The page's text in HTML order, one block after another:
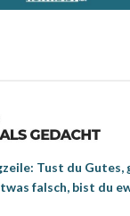
Tust du Gutes,
falsch, bist du